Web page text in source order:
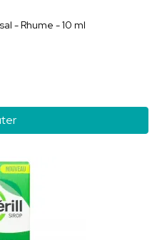
- Rhume - 10 ml